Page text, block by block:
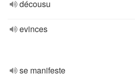
décousu
evinces
se manifeste